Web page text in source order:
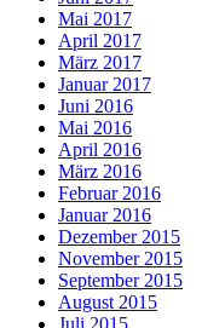
Mai 2017
April 2017
März 2017
Januar 2017
Juni 2016
Mai 2016
April 2016
März 2016
Februar 2016
Januar 2016
Dezember 2015
November 2015
September 2015
August 2015
Juli 2015